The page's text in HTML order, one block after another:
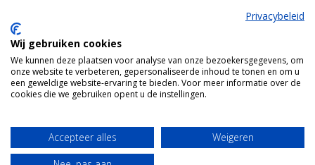
Webshop door
Privacybeleid
Wij gebruiken cookies
We kunnen deze plaatsen voor analyse van onze bezoekersgegevens, om
onze website te verbeteren, gepersonaliseerde inhoud te tonen en om u
een geweldige website-ervaring te bieden. Voor meer informatie over de
cookies die we gebruiken opent u de instellingen.
Accepteer alles
Weigeren